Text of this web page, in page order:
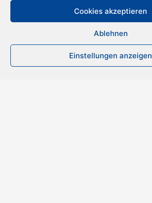
Cookies akzeptieren
Ablehnen
Einstellungen anzeigen